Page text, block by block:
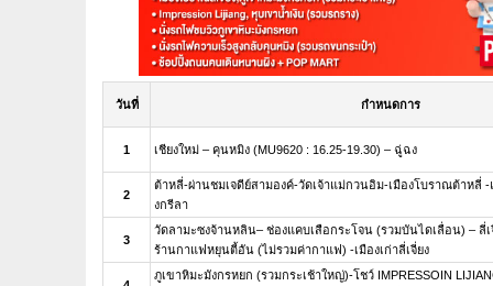
วันที่ กำหนดการ
1 เชียงใหม่ – คุนหมิง (MU9620 : 16.25-19.30) – ฉู่ฉง
2
ต้าหลี่-ผ่านชมเจดีย์สามองค์-วัดเจ้าแม่กวนอิม-เมืองโบราณต้าหลี่
งกรีลา
3
วัดลามะซงจ้านหลิน– ช่องแคบเสือกระโจน (รวมบันไดเลื่อน) – ลี่เ
ร้านกาแฟหยุนตี้อัน (ไม่รวมค่ากาแฟ) -เมืองเก่าลี่เจี่ยง
ภูเขาหิมะมังกรหยก (รวมกระเช้าใหญ่)-โชว์ IMPRESSOIN